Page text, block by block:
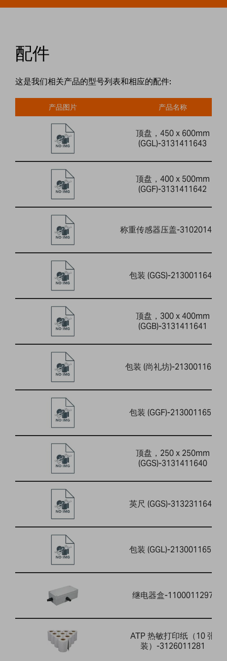
配件
这是我们相关产品的型号列表和相应的配件:
产品图片 产品名称
顶盘，450 x 600mm
(GGL)-3131411643
顶盘，400 x 500mm
(GGF)-3131411642
称重传感器压盖-3102014733
包装 (GGS)-2130011649
顶盘，300 x 400mm
(GGB)-3131411641
包装 (尚礼坊)-2130011650
包装 (GGF)-2130011651
顶盘，250 x 250mm
(GGS)-3131411640
英尺 (GGS)-3132311644
包装 (GGL)-2130011652
继电器盒-1100011297
ATP 热敏打印纸（10 张
装）-3126011281